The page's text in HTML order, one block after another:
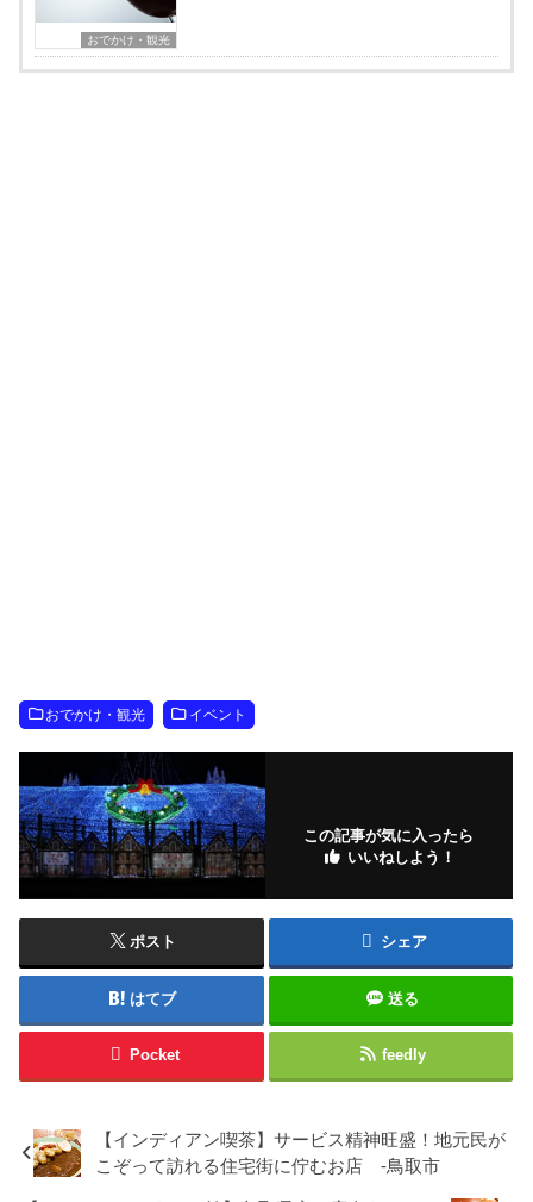
おでかけ・観光
おでかけ・観光 イベント
この記事が気に入ったら
いいねしよう！
ポスト シェア
はてブ 送る
Pocket feedly
【インディアン喫茶】サービス精神旺盛！地元民が
こぞって訪れる住宅街に佇むお店 -鳥取市